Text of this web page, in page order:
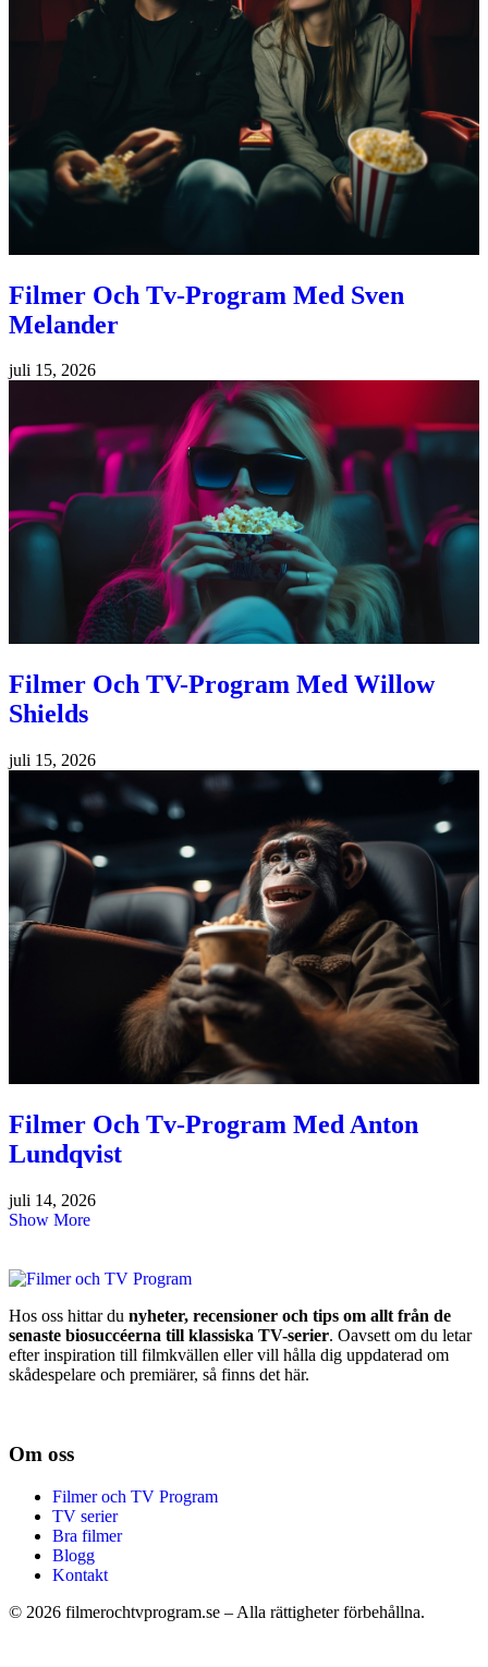
Filmer Och Tv-Program Med Sven
Melander
juli 15, 2026
Filmer Och TV-Program Med Willow
Shields
juli 15, 2026
Filmer Och Tv-Program Med Anton
Lundqvist
juli 14, 2026
Show More
Hos oss hittar du nyheter, recensioner och tips om allt från de
senaste biosuccéerna till klassiska TV-serier. Oavsett om du letar
efter inspiration till filmkvällen eller vill hålla dig uppdaterad om
skådespelare och premiärer, så finns det här.
Om oss
Filmer och TV Program
TV serier
Bra filmer
Blogg
Kontakt
© 2026 filmerochtvprogram.se – Alla rättigheter förbehållna.